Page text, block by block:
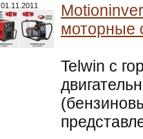
01.11.2011
моторные
Telwin с